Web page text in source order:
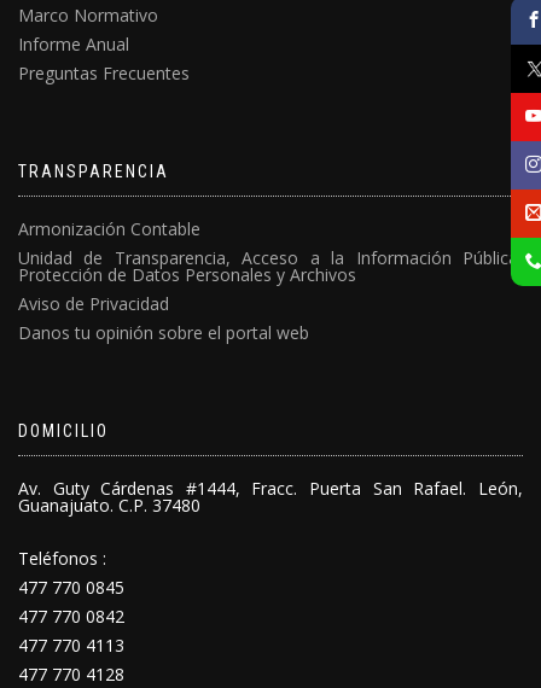
Marco Normativo
Informe Anual
Preguntas Frecuentes
TRANSPARENCIA
Armonización Contable
Unidad de Transparencia, Acceso a la Información Pública,
Protección de Datos Personales y Archivos
Aviso de Privacidad
Danos tu opinión sobre el portal web
DOMICILIO
Av. Guty Cárdenas #1444, Fracc. Puerta San Rafael. León,
Guanajuato. C.P. 37480
Teléfonos :
477 770 0845
477 770 0842
477 770 4113
477 770 4128